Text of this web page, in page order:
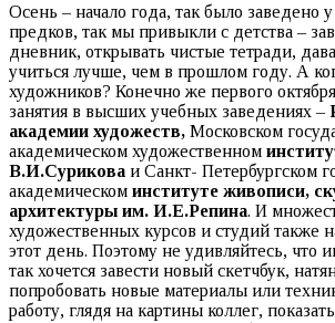
Осень – начало года, так было заведено
предков, так мы привыкли с детства –
дневник, открывать чистые тетради,
учиться лучше, чем в прошлом году. А
художников? Конечно же первого
занятия в высших учебных заведениях –
академии художеств, Московском
академическом художественном
В.И.Сурикова и Санкт- Петербургском
академическом институте живописи,
архитектуры им. И.Е.Репина. И
художественных курсов и студий также
этот день. Поэтому не удивляйтесь, что
так хочется завести новый скетчбук,
попробовать новые материалы или
работу, глядя на картины коллег,